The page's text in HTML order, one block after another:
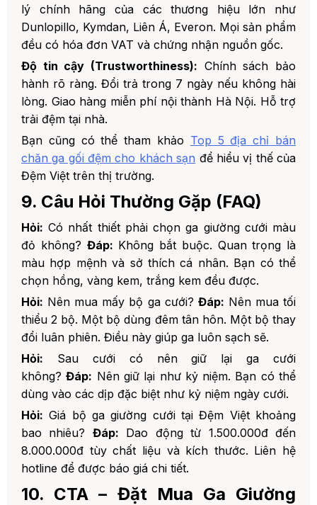
lý chính hãng của các thương hiệu lớn như
Dunlopillo, Kymdan, Liên Á, Everon. Mọi sản phẩm
đều có hóa đơn VAT và chứng nhận nguồn gốc.
Độ tin cậy (Trustworthiness): Chính sách bảo
hành rõ ràng. Đổi trả trong 7 ngày nếu không hài
lòng. Giao hàng miễn phí nội thành Hà Nội. Hỗ trợ
trải đệm tại nhà.
Bạn cũng có thể tham khảo Top 5 địa chỉ bán
chăn ga gối đệm cho khách sạn để hiểu vị thế của
Đệm Việt trên thị trường.
9. Câu Hỏi Thường Gặp (FAQ)
Hỏi: Có nhất thiết phải chọn ga giường cưới màu
đỏ không? Đáp: Không bắt buộc. Quan trọng là
màu hợp mệnh và sở thích cá nhân. Bạn có thể
chọn hồng, vàng kem, trắng kem đều được.
Hỏi: Nên mua mấy bộ ga cưới? Đáp: Nên mua tối
thiểu 2 bộ. Một bộ dùng đêm tân hôn. Một bộ thay
đổi luân phiên. Điều này giúp ga luôn sạch sẽ.
Hỏi: Sau cưới có nên giữ lại ga cưới
không?Đáp: Nên giữ lại như kỷ niệm. Bạn có thể
dùng vào các dịp đặc biệt như kỷ niệm ngày cưới.
Hỏi: Giá bộ ga giường cưới tại Đệm Việt khoảng
bao nhiêu? Đáp: Dao động từ 1.500.000đ đến
8.000.000đ tùy chất liệu và kích thước. Liên hệ
hotline để được báo giá chi tiết.
10. CTA – Đặt Mua Ga Giường